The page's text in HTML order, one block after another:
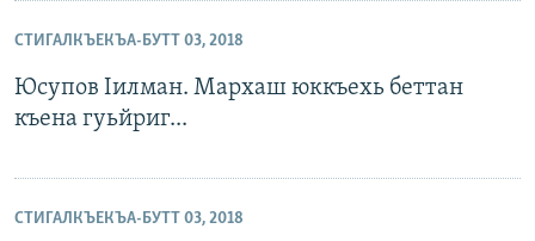
СТИГАЛКЪЕКЪА-БУТТ 03, 2018
Юсупов Iилман. Мархаш юккъехь беттан
къена гуьйриг...
СТИГАЛКЪЕКЪА-БУТТ 03, 2018